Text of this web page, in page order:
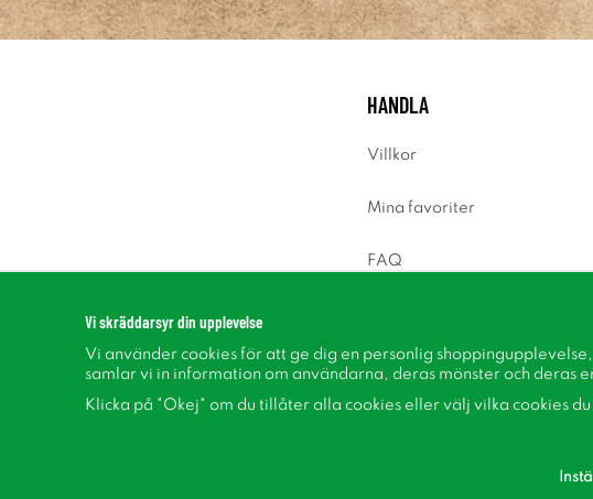
HANDLA
Villkor
Mina favoriter
FAQ
Vi skräddarsyr din upplevelse
Vi använder cookies för att ge dig en personlig
samlar vi in information om användarna, deras mönster och deras
Klicka på "Okej" om du tillåter alla cookies eller välj vilka cookies